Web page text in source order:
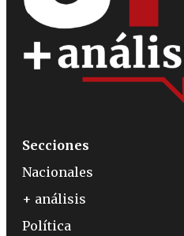
Secciones
Nacionales
+ análisis
Política